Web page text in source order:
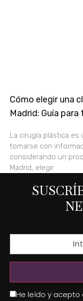
Cómo elegir una
Madrid: Guía
La cirugía plástica
tomarse con
considerando un
Madrid, elegir
He leído y acepto